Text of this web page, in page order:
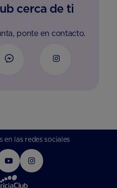
cerca de ti
ponte en contacto.
en las redes sociales